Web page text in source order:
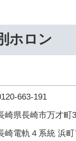
ホロン
663-191
崎県長崎市万才町
崎電軌４系統 浜